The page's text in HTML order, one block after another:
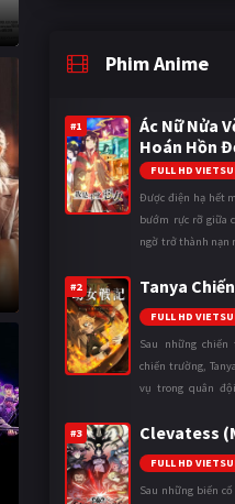
Phim Anime
#1
Ác Nữ Nửa
Hoán Hồn
FULL HD
Được điện hạ hết
bướm rực rỡ giữa
ngờ trở thành nạn
thuật để hoán đổi
#2 Tanya
FULL HD
Sau những
chiến trường,
vụ trong quân
mặt trận. Dù sở
#3 Clevatess
FULL HD
Sau những biến